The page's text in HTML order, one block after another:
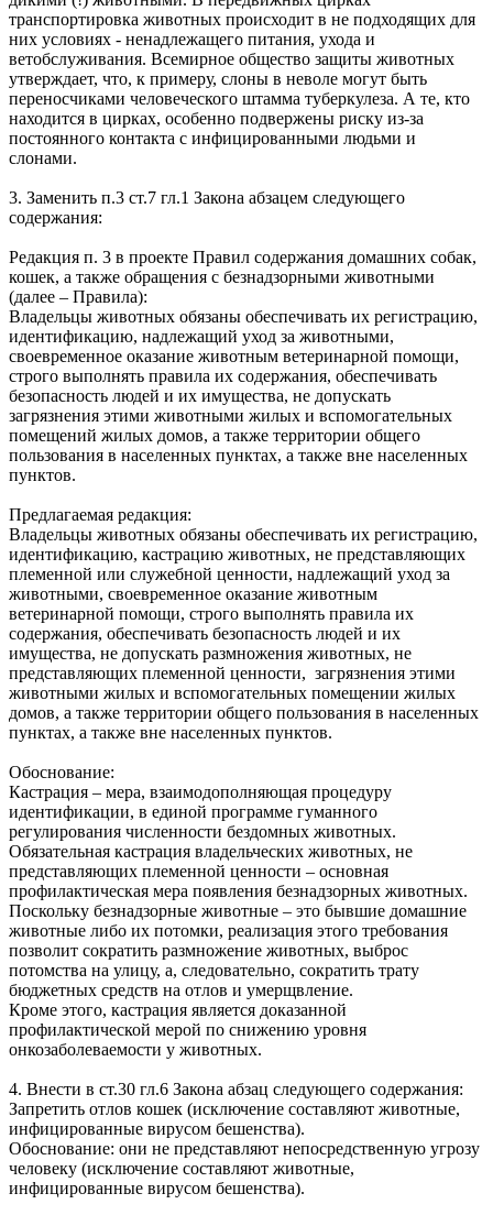
транспортировка животных происходит в не подходящих для
них условиях - ненадлежащего питания, ухода и
ветобслуживания. Всемирное общество защиты животных
утверждает, что, к примеру, слоны в неволе могут быть
переносчиками человеческого штамма туберкулеза. А те, кто
находится в цирках, особенно подвержены риску из-за
постоянного контакта с инфицированными людьми и
слонами.
3. Заменить п.3 ст.7 гл.1 Закона абзацем следующего
содержания:
Редакция п. 3 в проекте Правил содержания домашних собак,
кошек, а также обращения с безнадзорными животными
(далее – Правила):
Владельцы животных обязаны обеспечивать их регистрацию,
идентификацию, надлежащий уход за животными,
своевременное оказание животным ветеринарной помощи,
строго выполнять правила их содержания, обеспечивать
безопасность людей и их имущества, не допускать
загрязнения этими животными жилых и вспомогательных
помещений жилых домов, а также территории общего
пользования в населенных пунктах, а также вне населенных
пунктов.
Предлагаемая редакция:
Владельцы животных обязаны обеспечивать их регистрацию,
идентификацию, кастрацию животных, не представляющих
племенной или служебной ценности, надлежащий‌ уход за
животными, своевременное оказание животным
ветеринарной‌ помощи, строго выполнять правила их
содержания, обеспечивать безопасность людей‌ и их
имущества, не допускать размножения животных, не
представляющих племенной ценности, загрязнения этими
животными жилых и вспомогательных помещении‌ жилых
домов, а также территории общего пользования в населенных
пунктах, а также вне населенных пунктов.
Обоснование:
Кастрация – мера, взаимодополняющая процедуру
идентификации, в единой программе гуманного
регулирования численности бездомных животных.
Обязательная кастрация владельческих животных, не
представляющих племенной ценности – основная
профилактическая мера появления безнадзорных животных.
Поскольку безнадзорные животные – это бывшие домашние
животные либо их потомки, реализация этого требования
позволит сократить размножение животных, выброс
потомства на улицу, а, следовательно, сократить трату
бюджетных средств на отлов и умерщвление.
Кроме этого, кастрация является доказанной
профилактической мерой по снижению уровня
онкозаболеваемости у животных.
4. Внести в ст.30 гл.6 Закона абзац следующего содержания:
Запретить отлов кошек (исключение составляют животные,
инфицированные вирусом бешенства).
Обоснование: они не представляют непосредственную угрозу
человеку (исключение составляют животные,
инфицированные вирусом бешенства).